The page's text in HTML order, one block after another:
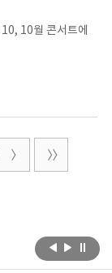
10월 콘서트에